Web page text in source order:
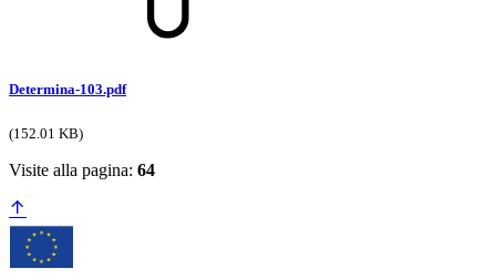
Determina-103.pdf
(152.01 KB)
Visite alla pagina: 64